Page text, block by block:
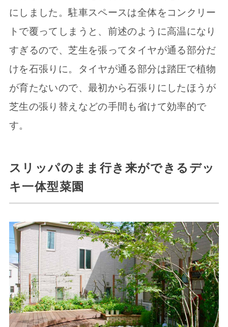
にしました。駐車スペースは全体をコンクリー
トで覆ってしまうと、前述のように高温になり
すぎるので、芝生を張ってタイヤが通る部分だ
けを石張りに。タイヤが通る部分は踏圧で植物
が育たないので、最初から石張りにしたほうが
芝生の張り替えなどの手間も省けて効率的で
す。
スリッパのまま行き来ができるデッ
キ一体型菜園